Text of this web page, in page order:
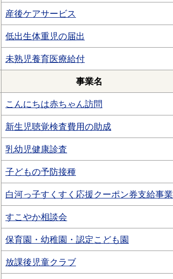
産後ケアサービス
低出生体重児の届出
未熟児養育医療給付
事業名
こんにちは赤ちゃん訪問
新生児聴覚検査費用の助成
乳幼児健康診査
子どもの予防接種
白河っ子すくすく応援クーポン券支給事業
すこやか相談会
保育園・幼稚園・認定こども園
放課後児童クラブ